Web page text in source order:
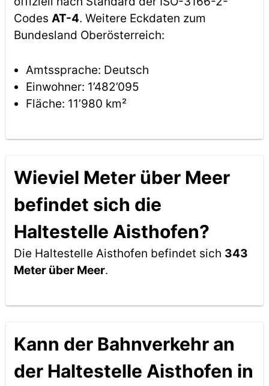
Codes AT-4. Weitere Eckdaten zum
Bundesland Oberösterreich:
Amtssprache: Deutsch
Einwohner: 1’482’095
Fläche: 11’980 km²
Wieviel Meter über Meer
befindet sich die
Haltestelle Aisthofen?
Die Haltestelle Aisthofen befindet sich 343
Meter über Meer.
Kann der Bahnverkehr an
der Haltestelle Aisthofen in